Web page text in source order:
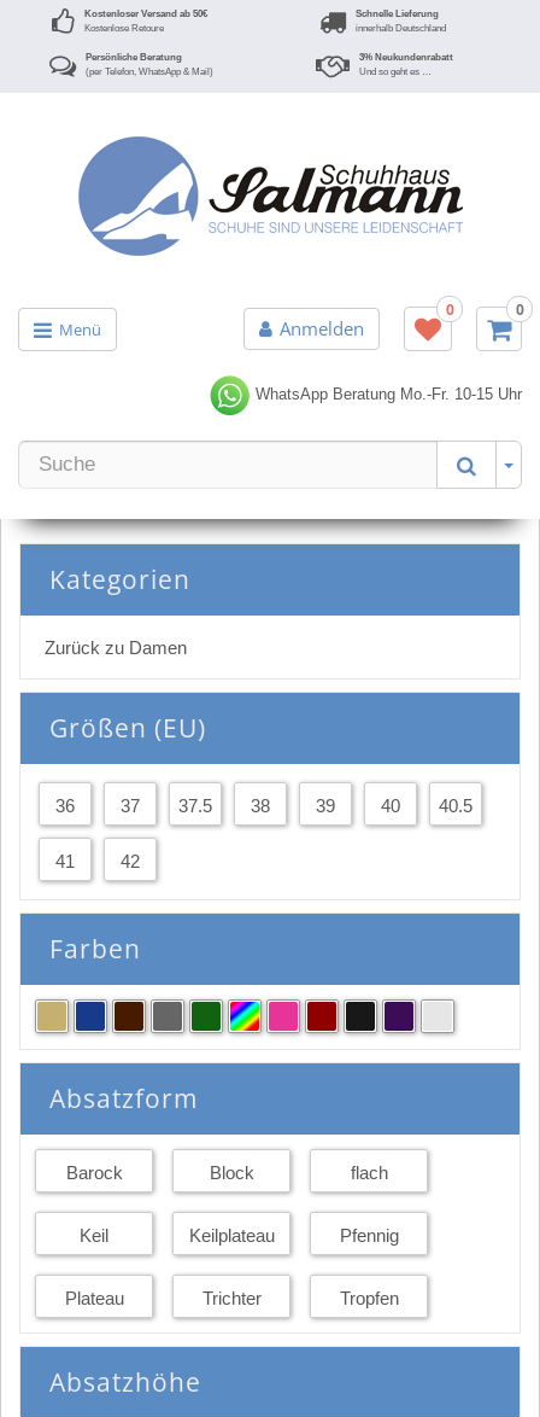
Kostenloser Versand ab 50€
Kostenlose Retoure
Schnelle Lieferung
innerhalb Deutschland
Persönliche Beratung
(per Telefon, WhatsApp & Mail)
3% Neukundenrabatt
Und so geht es …
Menü Anmelden
0 0
WhatsApp Beratung Mo.-Fr. 10-15 Uhr
Kategorien
Zurück zu Damen
Größen (EU)
36 37 37.5 38 39 40 40.5
41 42
Farben
Absatzform
Barock Block flach
Keil Keilplateau Pfennig
Plateau Trichter Tropfen
Absatzhöhe